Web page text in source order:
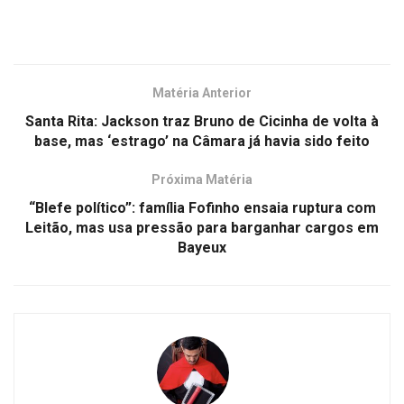
Matéria Anterior
Santa Rita: Jackson traz Bruno de Cicinha de volta à
base, mas ‘estrago’ na Câmara já havia sido feito
Próxima Matéria
“Blefe político”: família Fofinho ensaia ruptura com
Leitão, mas usa pressão para barganhar cargos em
Bayeux